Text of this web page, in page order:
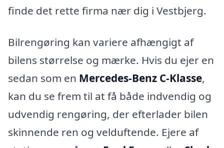
finde det rette firma nær dig i Vestbjerg.
Bilrengøring kan variere afhængigt af
bilens størrelse og mærke. Hvis du ejer en
sedan som en Mercedes-Benz C-Klasse,
kan du se frem til at få både indvendig og
udvendig rengøring, der efterlader bilen
skinnende ren og velduftende. Ejere af